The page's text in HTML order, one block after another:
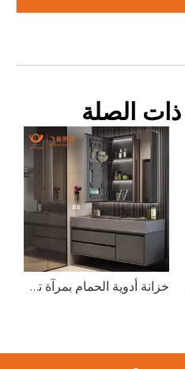
ذات الصلة
خزانة أدوية الحمام بمرآة تخزين خالية من الضباب ومضاءة مخصصة للمنزل من Fiesono Hotel Home